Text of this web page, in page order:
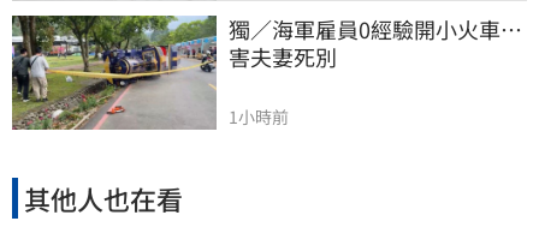
獨／海軍雇員0經驗開小火車…
害夫妻死別
1小時前
其他人也在看